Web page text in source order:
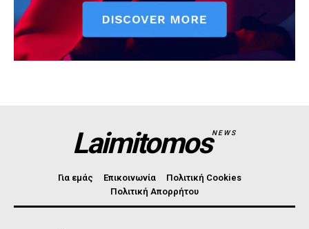
LaimitomosNEWS
Για εμάς Επικοινωνία
Πολιτική Cookies
Πολιτική Απορρήτου